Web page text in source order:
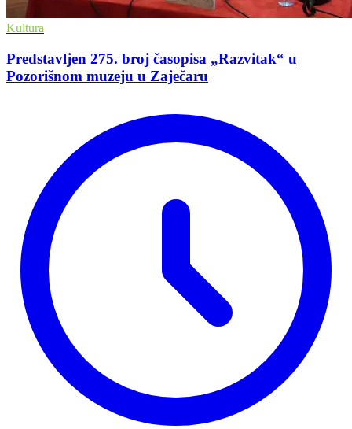
Kultura
Predstavljen 275. broj časopisa „Razvitak“ u
Pozorišnom muzeju u Zaječaru